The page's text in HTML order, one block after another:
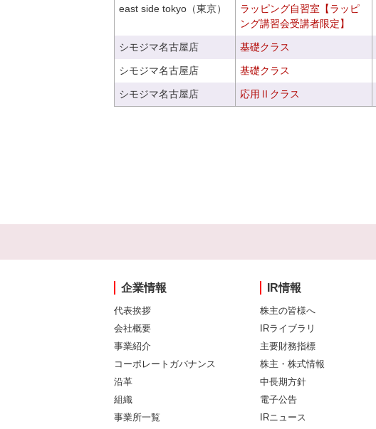
east side tokyo（東京）
ラッピング自習室【ラッピ
ング講習会受講者限定】
シモジマ名古屋店 基礎クラス
シモジマ名古屋店 基礎クラス
シモジマ名古屋店 応用Ⅱクラス
企業情報
代表挨拶
会社概要
事業紹介
コーポレートガバナンス
沿革
組織
事業所一覧
IR情報
株主の皆様へ
IRライブラリ
主要財務指標
株主・株式情報
中長期方針
電子公告
IRニュース